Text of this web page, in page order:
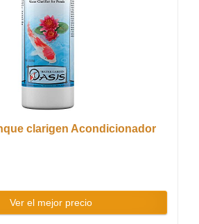
clarigen Acondicionador
Ver el mejor precio